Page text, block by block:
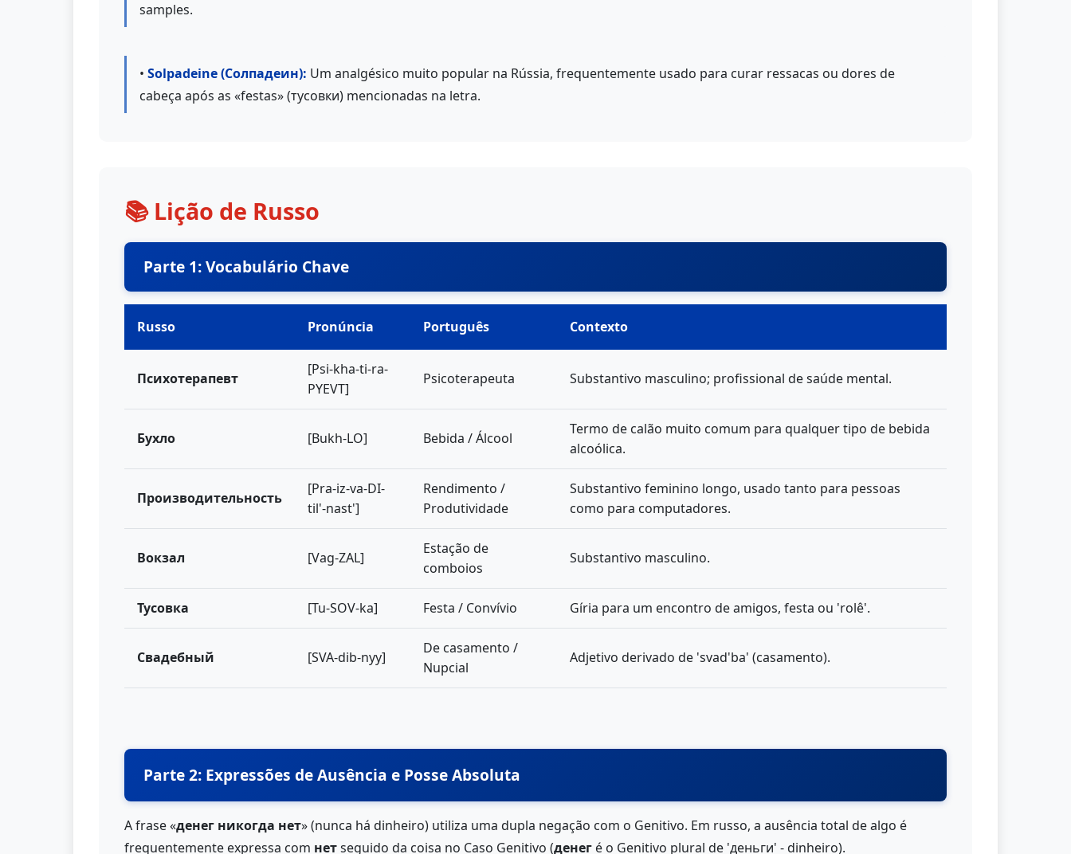
samples.
• Solpadeine (Солпадеин): Um analgésico muito popular na Rússia, frequentemente usado para curar ressacas ou dores de
cabeça após as «festas» (тусовки) mencionadas na letra.
📚 Lição de Russo
Parte 1: Vocabulário Chave
Russo Pronúncia Português Contexto
Психотерапевт
[Psi-kha-ti-ra-
PYEVT]
Psicoterapeuta Substantivo masculino; profissional de saúde mental.
Бухло [Bukh-LO] Bebida / Álcool
Termo de calão muito comum para qualquer tipo de bebida
alcoólica.
Производительность
[Pra-iz-va-DI-
til'-nast']
Rendimento /
Produtividade
Substantivo feminino longo, usado tanto para pessoas
como para computadores.
Вокзал [Vag-ZAL]
Estação de
comboios
Substantivo masculino.
Тусовка [Tu-SOV-ka] Festa / Convívio Gíria para um encontro de amigos, festa ou 'rolê'.
Свадебный [SVA-dib-nyy]
De casamento /
Nupcial
Adjetivo derivado de 'svad'ba' (casamento).
Parte 2: Expressões de Ausência e Posse Absoluta
A frase «денег никогда нет» (nunca há dinheiro) utiliza uma dupla negação com o Genitivo. Em russo, a ausência total de algo é
frequentemente expressa com нетseguido da coisa no Caso Genitivo (денег é o Genitivo plural de 'деньги' - dinheiro).